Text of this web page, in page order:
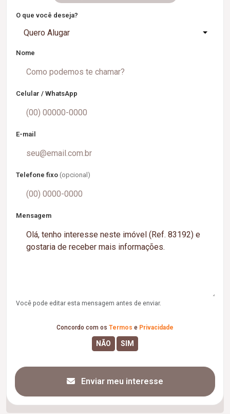
O que você deseja?
Quero Alugar
Nome
Celular / WhatsApp
E-mail
Telefone fixo (opcional)
Mensagem
Você pode editar esta mensagem antes de enviar.
Concordo com os Termos e Privacidade
Enviar meu interesse